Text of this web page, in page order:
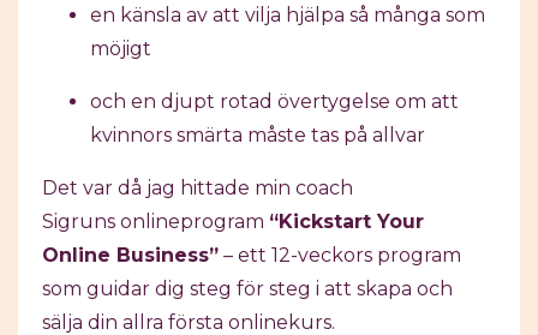
en känsla av att vilja hjälpa så många som
möjigt
och en djupt rotad övertygelse om att
kvinnors smärta måste tas på allvar
Det var då jag hittade min coach
Sigruns onlineprogram “Kickstart Your
Online Business” – ett 12-veckors program
som guidar dig steg för steg i att skapa och
sälja din allra första onlinekurs.